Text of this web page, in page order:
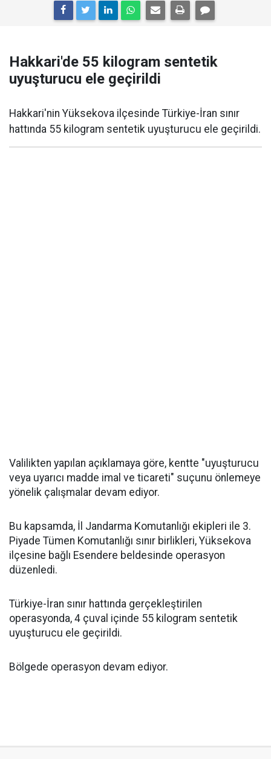
Hakkari'de 55 kilogram sentetik
uyuşturucu ele geçirildi
Hakkari'nin Yüksekova ilçesinde Türkiye-İran sınır
hattında 55 kilogram sentetik uyuşturucu ele geçirildi.
Valilikten yapılan açıklamaya göre, kentte "uyuşturucu
veya uyarıcı madde imal ve ticareti" suçunu önlemeye
yönelik çalışmalar devam ediyor.
Bu kapsamda, İl Jandarma Komutanlığı ekipleri ile 3.
Piyade Tümen Komutanlığı sınır birlikleri, Yüksekova
ilçesine bağlı Esendere beldesinde operasyon
düzenledi.
Türkiye-İran sınır hattında gerçekleştirilen
operasyonda, 4 çuval içinde 55 kilogram sentetik
uyuşturucu ele geçirildi.
Bölgede operasyon devam ediyor.